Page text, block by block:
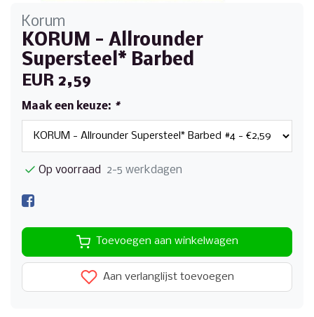
Korum
KORUM - Allrounder
Supersteel* Barbed
EUR 2,59
Maak een keuze: *
Op voorraad 2-5 werkdagen
Toevoegen aan winkelwagen
Aan verlanglijst toevoegen